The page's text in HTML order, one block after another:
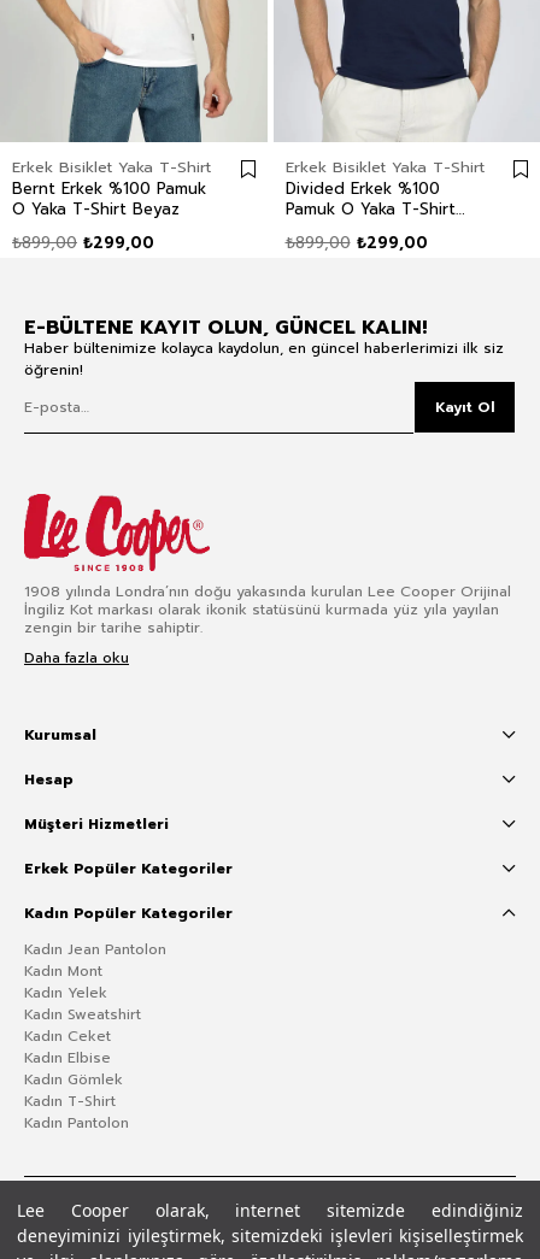
Lee Cooper olarak, internet sitemizde edindiğiniz
deneyiminizi iyileştirmek, sitemizdeki işlevleri kişiselleştirmek
Erkek Bisiklet Yaka T-Shirt
Bernt Erkek %100 Pamuk
O Yaka T-Shirt Beyaz
₺299,00
₺899,00
Erkek Bisiklet Yaka T-Shirt
Divided Erkek %100
Pamuk O Yaka T-Shirt
₺299,00
₺899,00
E-BÜLTENE KAYIT OLUN, GÜNCEL KALIN!
Haber bültenimize kolayca kaydolun, en güncel haberlerimizi ilk siz
öğrenin!
Kayıt Ol
1908 yılında Londra’nın doğu yakasında kurulan Lee Cooper Orijinal
İngiliz Kot markası olarak ikonik statüsünü kurmada yüz yıla yayılan
zengin bir tarihe sahiptir.
Daha fazla oku
Kurumsal
Hesap
Müşteri Hizmetleri
Erkek Popüler Kategoriler
Kadın Popüler Kategoriler
Kadın Jean Pantolon
Kadın Mont
Kadın Yelek
Kadın Sweatshirt
Kadın Ceket
Kadın Elbise
Kadın Gömlek
Kadın T-Shirt
Kadın Pantolon